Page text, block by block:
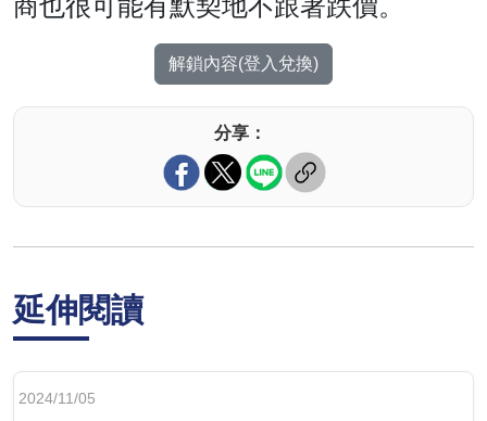
商也很可能有默契地不跟著跌價。
解鎖內容(登入兌換)
分享：
延伸閱讀
2024/11/05